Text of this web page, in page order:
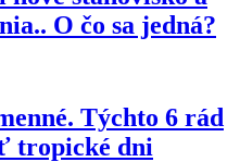
O čo sa jedná?
Týchto 6 rád
tropické dni